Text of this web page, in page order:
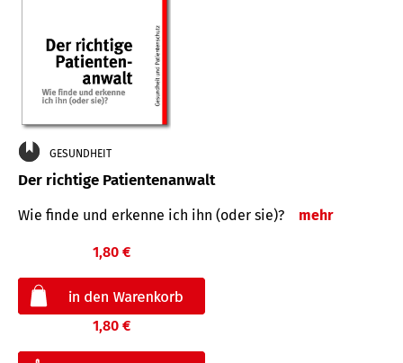
GESUNDHEIT
Der richtige Patientenanwalt
Wie finde und erkenne ich ihn (oder sie)? mehr
1,80 €
1,80 €